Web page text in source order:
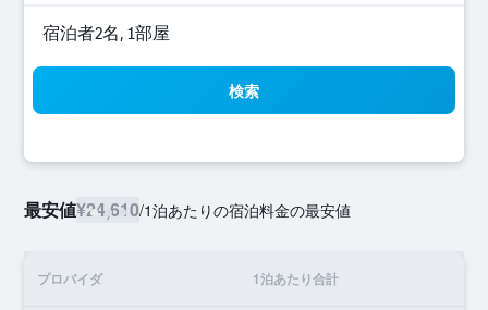
宿泊者2名, 1​部屋
検索
最安値¥24,610/1泊あたりの宿泊料金の最安値
プロバイダ 1泊あたり合計